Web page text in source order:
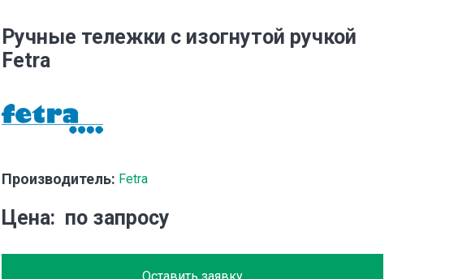
Ручные тележки с изогнутой ручкой
Fetra
Производитель: Fetra
Цена по запросу